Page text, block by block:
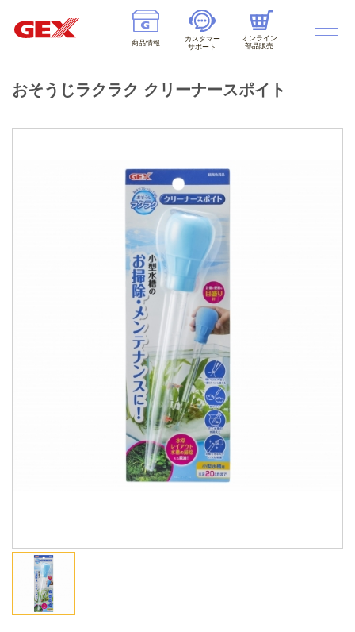
商品情報
カスタマー
サポート
オンライン
部品販売
おそうじラクラク クリーナースポイト